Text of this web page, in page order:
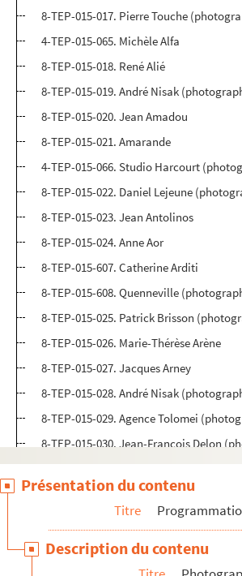
8-TEP-015-017. Pierre Touche
4-TEP-015-065. Michèle Alfa
8-TEP-015-018. René Alié
8-TEP-015-019. André Nisak
8-TEP-015-020. Jean Amadou
8-TEP-015-021. Amarande
4-TEP-015-066. Studio Harcourt
8-TEP-015-022. Daniel Lejeune
8-TEP-015-023. Jean Antolinos
8-TEP-015-024. Anne Aor
8-TEP-015-607. Catherine Arditi
8-TEP-015-608. Quenneville
8-TEP-015-025. Patrick Brisson
8-TEP-015-026. Marie-Thérèse Arène
8-TEP-015-027. Jacques Arney
8-TEP-015-028. André Nisak
8-TEP-015-029. Agence Tolomei
8-TEP-015-030. Jean-François Delon
8-TEP-015-031. André Nisak
8-TEP-015-032. Brigitte Auber
8-TEP-015-033. Nogrady
8-TEP-015-034. Studio G. Marant
4-TEP-015-067. Pascale Audret
Présentation du contenu
Titre
Description du contenu